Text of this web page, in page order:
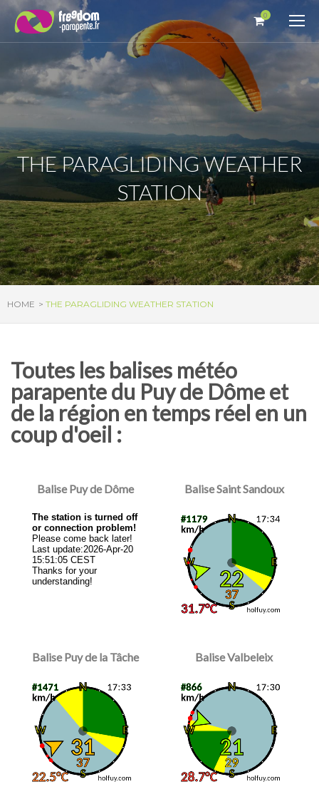
0
THE PARAGLIDING WEATHER
STATION
HOME THE PARAGLIDING WEATHER STATION
Toutes les balises météo
parapente du Puy de Dôme et
de la région en temps réel en un
coup d'oeil :
Balise Puy de Dôme Balise Saint Sandoux
Balise Puy de la Tâche Balise Valbeleix
Cookies management panel